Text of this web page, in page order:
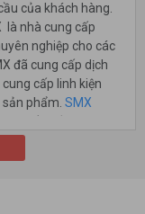
của khách hàng.
là nhà cung cấp
nghiệp cho các
đã cung cấp dịch
cung cấp linh kiện
phẩm. SMX
sản phẩm, đảm